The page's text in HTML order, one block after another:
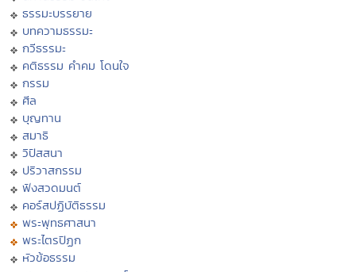
ธรรมะบรรยาย
บทความธรรมะ
กวีธรรมะ
คติธรรม คำคม โดนใจ
กรรม
ศีล
บุญทาน
สมาธิ
วิปัสสนา
ปริวาสกรรม
ฟังสวดมนต์
คอร์สปฏิบัติธรรม
พระพุทธศาสนา
พระไตรปิฏก
หัวข้อธรรม